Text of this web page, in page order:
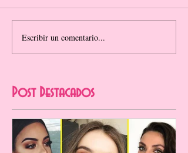
Escribir un comentario...
Post Destacados